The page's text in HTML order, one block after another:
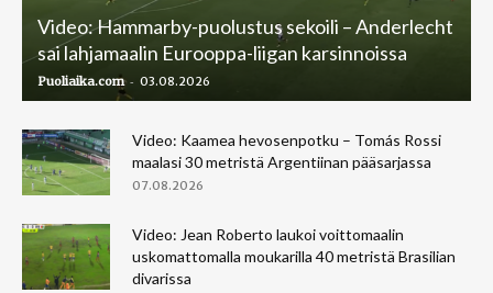
Video: Hammarby-puolustus sekoili – Anderlecht
sai lahjamaalin Eurooppa-liigan karsinnoissa
Puoliaika.com - 03.08.2026
Video: Kaamea hevosenpotku – Tomás Rossi
maalasi 30 metristä Argentiinan pääsarjassa
07.08.2026
Video: Jean Roberto laukoi voittomaalin
uskomattomalla moukarilla 40 metristä Brasilian
divarissa